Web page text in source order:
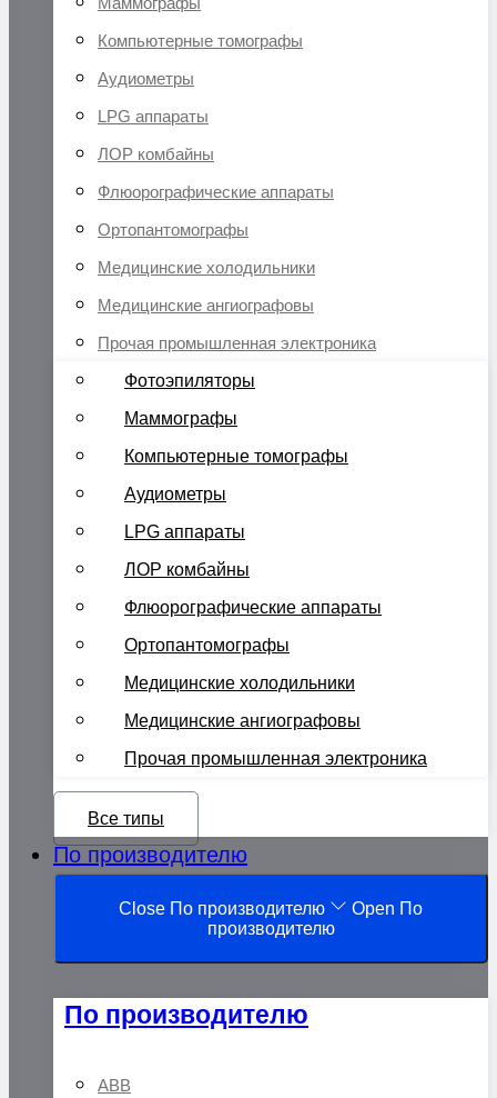
Компьютерные томографы
Аудиометры
LPG аппараты
ЛОР комбайны
Флюорографические аппараты
Ортопантомографы
Медицинские холодильники
Медицинские ангиографовы
Прочая промышленная электроника
Фотоэпиляторы
Маммографы
Компьютерные томографы
Аудиометры
LPG аппараты
ЛОР комбайны
Флюорографические аппараты
Ортопантомографы
Медицинские холодильники
Медицинские ангиографовы
Прочая промышленная электроника
Все типы
По производителю
Close По производителю
Open По
производителю
По производителю
ABB